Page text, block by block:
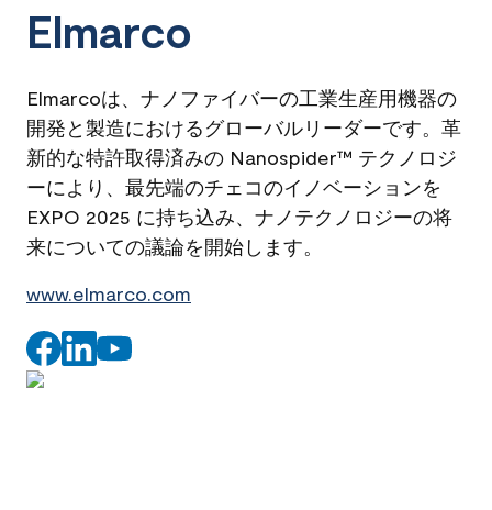
Elmarco
Elmarcoは、ナノファイバーの工業生産用機器の
開発と製造におけるグローバルリーダーです。革
新的な特許取得済みの Nanospider™ テクノロジ
ーにより、最先端のチェコのイノベーションを
EXPO 2025 に持ち込み、ナノテクノロジーの将
来についての議論を開始します。
www.elmarco.com